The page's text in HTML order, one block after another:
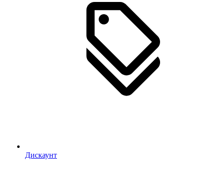
Дискаунт